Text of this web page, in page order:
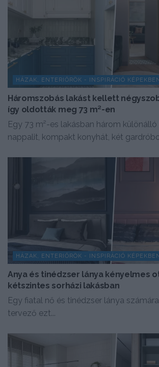
HÁZAK, ENTERIŐRÖK - INSPIRÁCIÓ
Háromszobás lakást kellett
így oldották meg 73 m²-en
Egy 73 m²-es lakásban három
nappalit, kompakt konyhát, két
HÁZAK, ENTERIŐRÖK - INSPIRÁCIÓ
Anya és tinédzser lánya kényelmes
kétszintes sorházi lakásban
Egy fiatal nő és tinédzser lánya
tervező ezt...